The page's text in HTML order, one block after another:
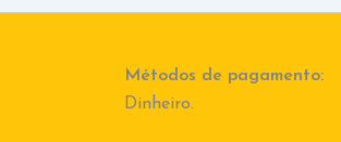
Métodos de pagamento:
Dinheiro.